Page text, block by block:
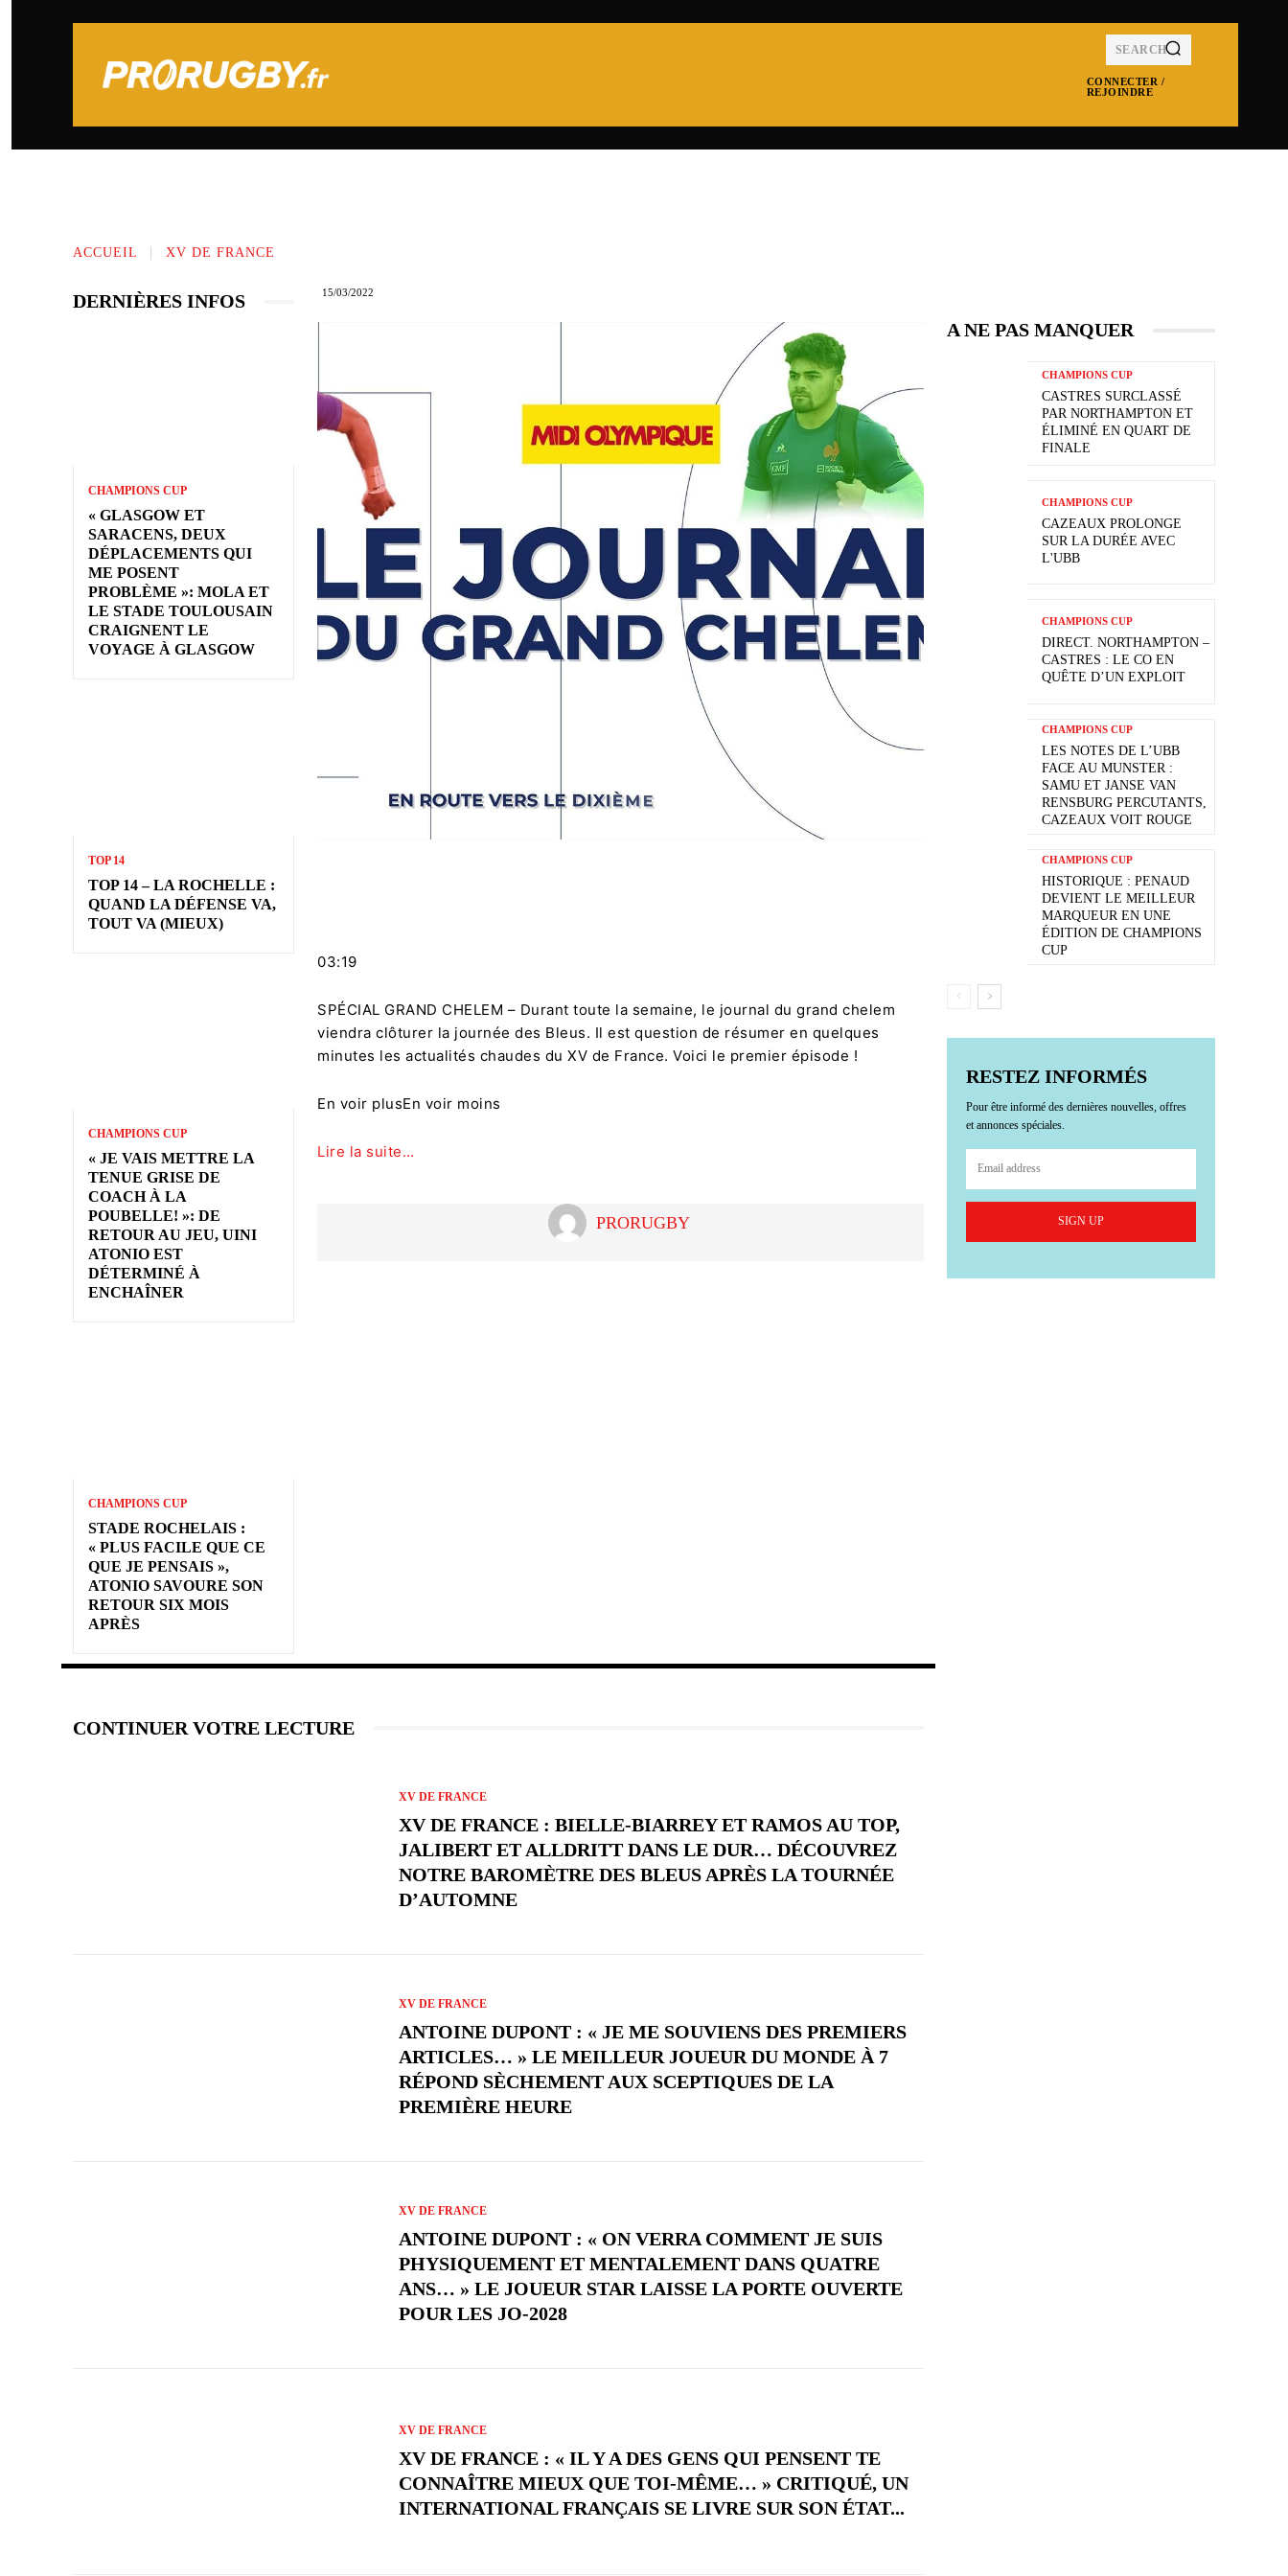
SEARCH
CONNECTER /
REJOINDRE
ACCUEIL XV DE FRANCE
DERNIÈRES INFOS
CHAMPIONS CUP
« GLASGOW ET
SARACENS, DEUX
DÉPLACEMENTS QUI
ME POSENT
PROBLÈME »: MOLA ET
LE STADE TOULOUSAIN
CRAIGNENT LE
VOYAGE À GLASGOW
TOP 14
TOP 14 – LA ROCHELLE :
QUAND LA DÉFENSE VA,
TOUT VA (MIEUX)
CHAMPIONS CUP
« JE VAIS METTRE LA
TENUE GRISE DE
COACH À LA
POUBELLE! »: DE
RETOUR AU JEU, UINI
ATONIO EST
DÉTERMINÉ À
ENCHAÎNER
CHAMPIONS CUP
STADE ROCHELAIS :
« PLUS FACILE QUE CE
QUE JE PENSAIS »,
ATONIO SAVOURE SON
RETOUR SIX MOIS
APRÈS
15/03/2022
03:19
SPÉCIAL GRAND CHELEM – Durant toute la semaine, le journal du grand chelem
viendra clôturer la journée des Bleus. Il est question de résumer en quelques
minutes les actualités chaudes du XV de France. Voici le premier épisode !
En voir plusEn voir moins
Lire la suite…
PRORUGBY
CONTINUER VOTRE LECTURE
XV DE FRANCE
XV DE FRANCE : BIELLE-BIARREY ET RAMOS AU TOP,
JALIBERT ET ALLDRITT DANS LE DUR… DÉCOUVREZ
NOTRE BAROMÈTRE DES BLEUS APRÈS LA TOURNÉE
D’AUTOMNE
XV DE FRANCE
ANTOINE DUPONT : « JE ME SOUVIENS DES PREMIERS
ARTICLES… » LE MEILLEUR JOUEUR DU MONDE À 7
RÉPOND SÈCHEMENT AUX SCEPTIQUES DE LA
PREMIÈRE HEURE
XV DE FRANCE
ANTOINE DUPONT : « ON VERRA COMMENT JE SUIS
PHYSIQUEMENT ET MENTALEMENT DANS QUATRE
ANS… » LE JOUEUR STAR LAISSE LA PORTE OUVERTE
POUR LES JO-2028
XV DE FRANCE
XV DE FRANCE : « IL Y A DES GENS QUI PENSENT TE
CONNAÎTRE MIEUX QUE TOI-MÊME… » CRITIQUÉ, UN
INTERNATIONAL FRANÇAIS SE LIVRE SUR SON ÉTAT...
A NE PAS MANQUER
CHAMPIONS CUP
CASTRES SURCLASSÉ
PAR NORTHAMPTON ET
ÉLIMINÉ EN QUART DE
FINALE
CHAMPIONS CUP
CAZEAUX PROLONGE
SUR LA DURÉE AVEC
L'UBB
CHAMPIONS CUP
DIRECT. NORTHAMPTON –
CASTRES : LE CO EN
QUÊTE D’UN EXPLOIT
CHAMPIONS CUP
LES NOTES DE L’UBB
FACE AU MUNSTER :
SAMU ET JANSE VAN
RENSBURG PERCUTANTS,
CAZEAUX VOIT ROUGE
CHAMPIONS CUP
HISTORIQUE : PENAUD
DEVIENT LE MEILLEUR
MARQUEUR EN UNE
ÉDITION DE CHAMPIONS
CUP
RESTEZ INFORMÉS
Pour être informé des dernières nouvelles, offres
et annonces spéciales.
SIGN UP